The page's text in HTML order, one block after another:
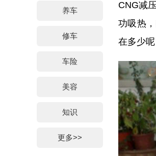
养车
修车
车险
美容
知识
更多>>
CNG减
功吸热
在多少呢